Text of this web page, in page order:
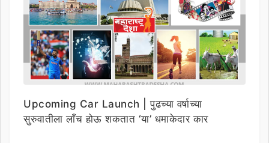
Upcoming Car Launch | पुढच्या वर्षाच्या
सुरुवातीला लाँच होऊ शकतात ‘या’ धमाकेदार कार